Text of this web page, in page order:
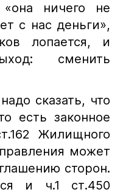
ничего не
с нас деньги»,
лопается, и
сменить
сказать, что
есть законное
Жилищного
может
сторон.
и ч.1 ст.450